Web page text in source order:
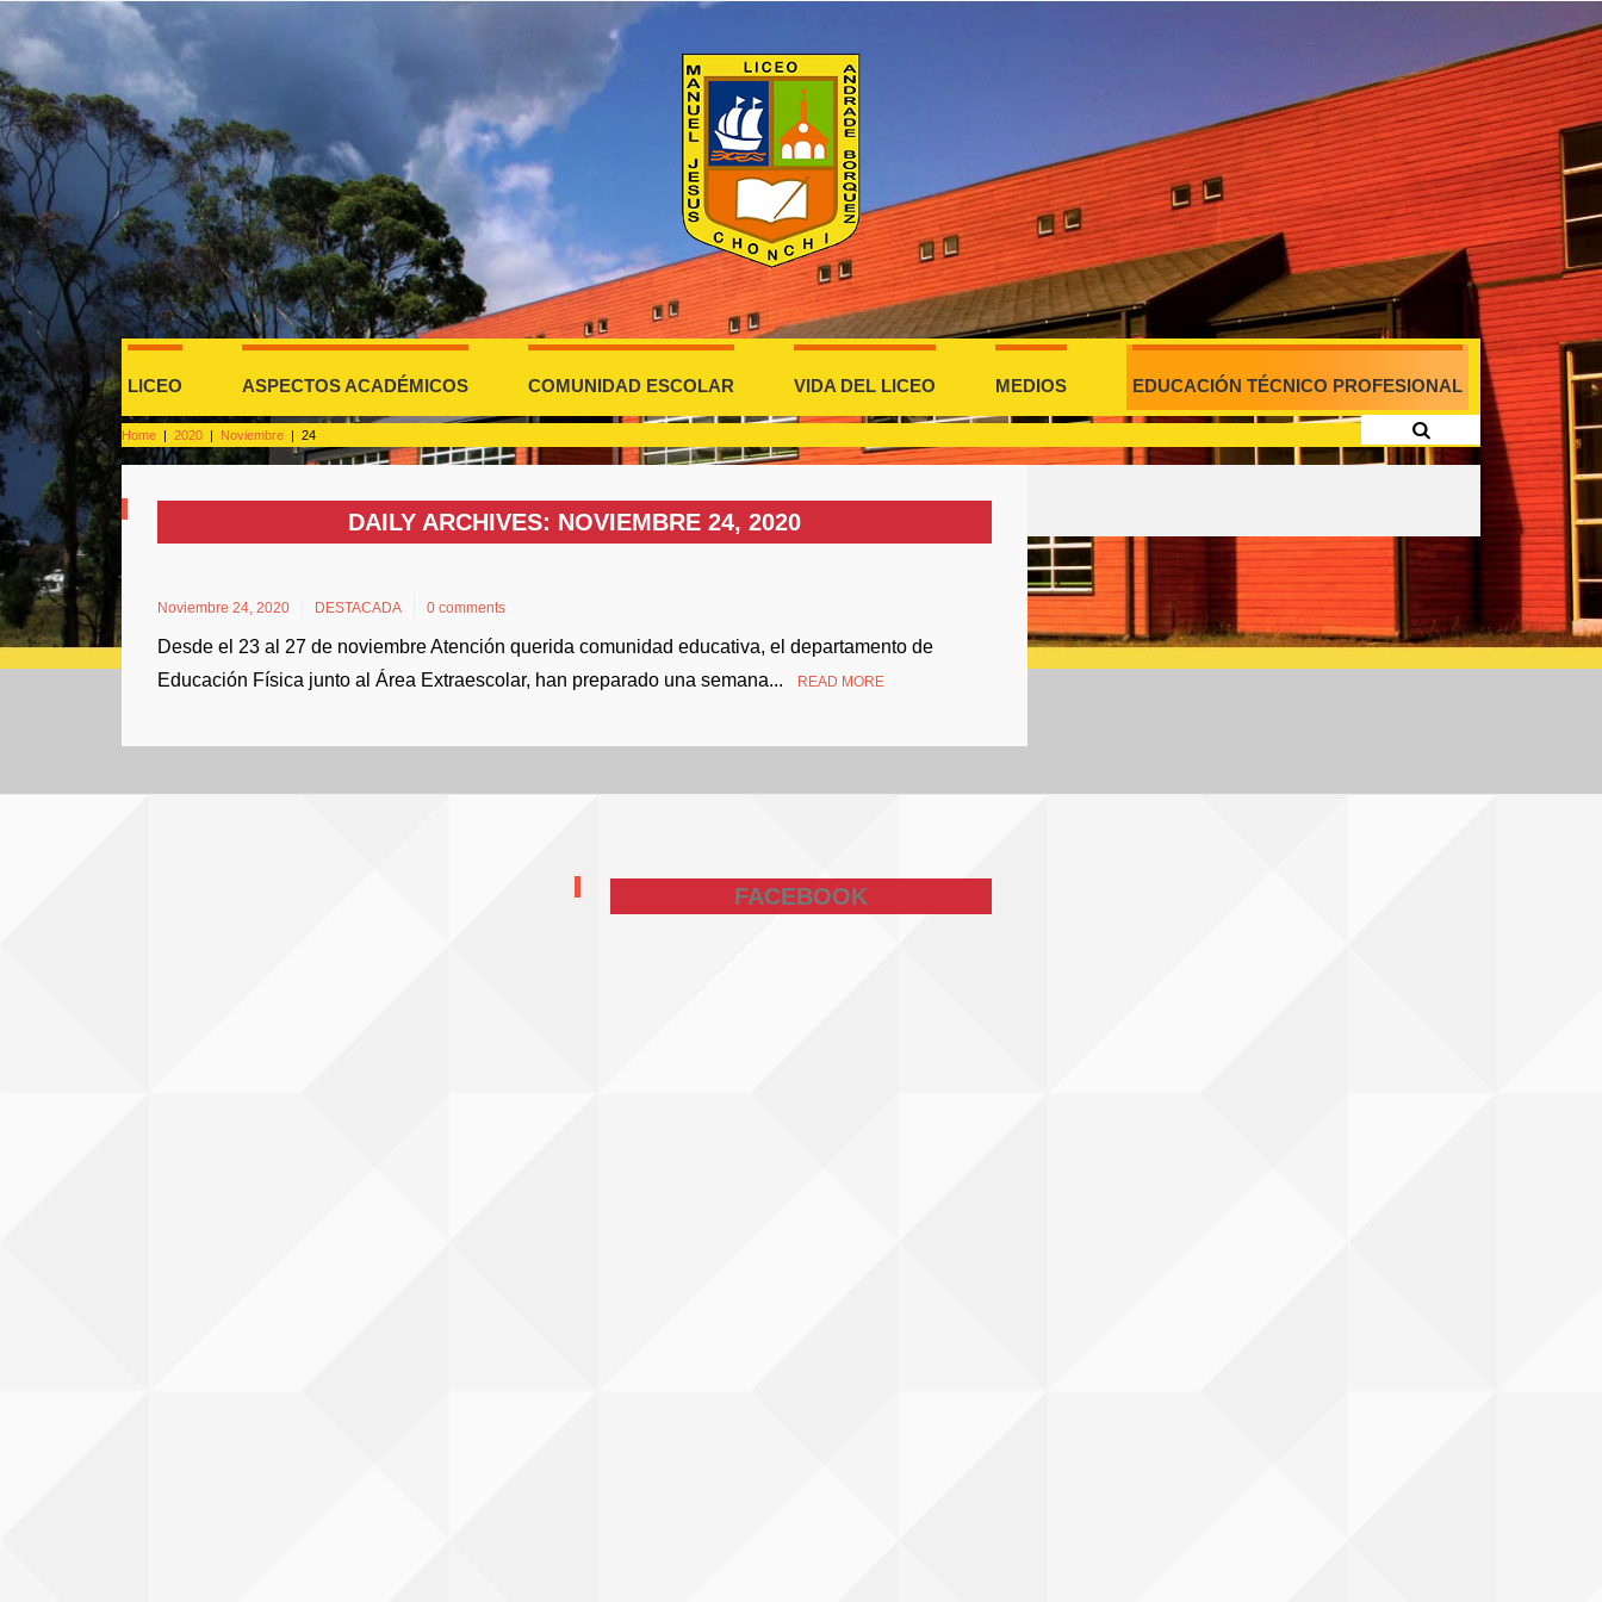
LICEO ASPECTOS ACADÉMICOS COMUNIDAD ESCOLAR VIDA DEL LICEO MEDIOS EDUCACIÓN TÉCNICO PROFESIONAL
Home | 2020 | Noviembre | 24
DAILY ARCHIVES: NOVIEMBRE 24, 2020
Noviembre 24, 2020 DESTACADA 0 comments
Desde el 23 al 27 de noviembre Atención querida comunidad educativa, el departamento de
Educación Física junto al Área Extraescolar, han preparado una semana...
READ MORE
FACEBOOK